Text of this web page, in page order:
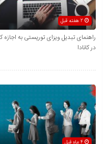
2 هفته قبل
راهنمای تبدیل ویزای توریستی به اجازه
در کانادا
4 ماه قبل